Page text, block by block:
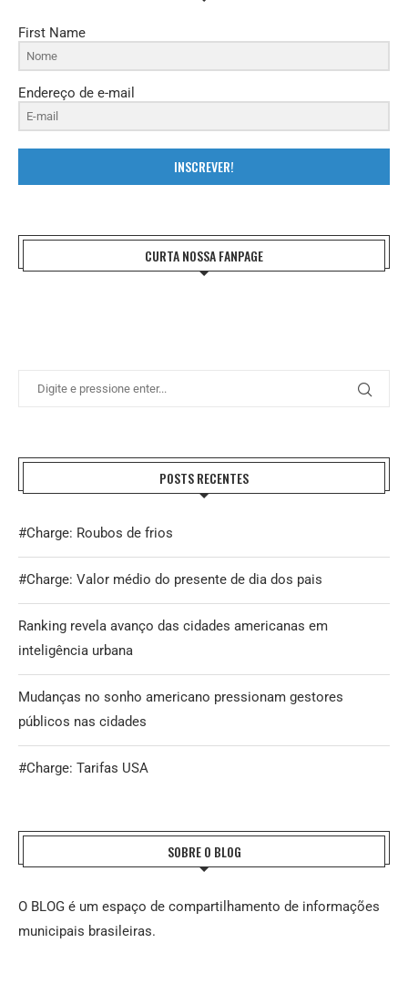
First Name
Endereço de e-mail
INSCREVER!
CURTA NOSSA FANPAGE
POSTS RECENTES
#Charge: Roubos de frios
#Charge: Valor médio do presente de dia dos pais
Ranking revela avanço das cidades americanas em
inteligência urbana
Mudanças no sonho americano pressionam gestores
públicos nas cidades
#Charge: Tarifas USA
SOBRE O BLOG
O BLOG é um espaço de compartilhamento de informações
municipais brasileiras.